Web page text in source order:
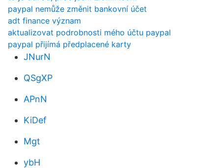
paypal nemůže změnit bankovní účet
adt finance význam
aktualizovat podrobnosti mého účtu paypal
paypal přijímá předplacené karty
JNurN
QSgXP
APnN
KiDef
Mgt
ybH